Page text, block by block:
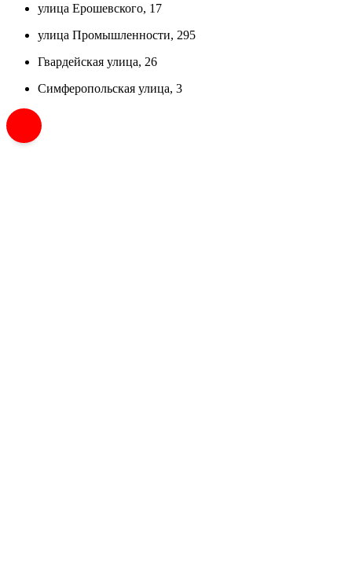
улица Ерошевского, 17
улица Промышленности, 295
Гвардейская улица, 26
Симферопольская улица, 3